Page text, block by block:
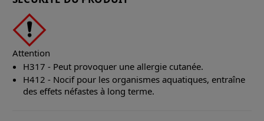
Attention
H317 - Peut provoquer une allergie cutanée.
H412 - Nocif pour les organismes aquatiques, entraîne
des effets néfastes à long terme.